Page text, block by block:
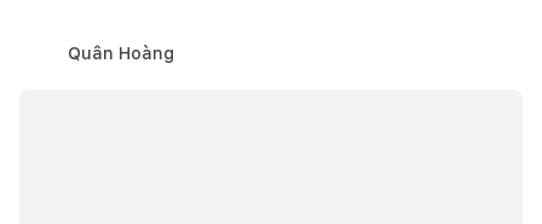
Quân Hoàng